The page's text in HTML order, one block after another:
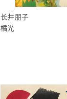
长井朋子
橘光